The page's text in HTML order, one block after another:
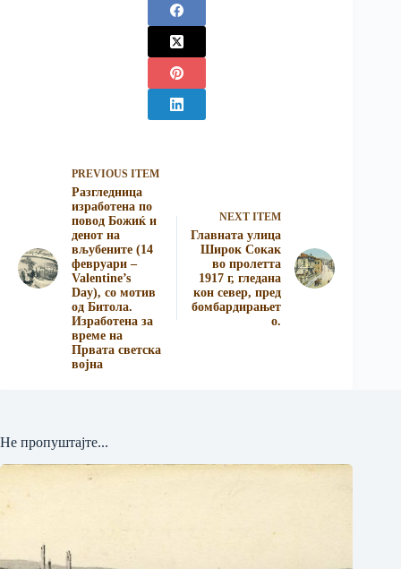
PREVIOUS ITEM
Разгледница
изработена по
повод Божиќ и
денот на
вљубените (14
февруари –
Valentine’s
Day), со мотив
од Битола.
Изработена за
време на
Првата светска
војна
NEXT ITEM
Главната улица
Широк Сокак
во пролетта
1917 г, гледана
кон север, пред
бомбардирањет
о.
Не пропуштајте...